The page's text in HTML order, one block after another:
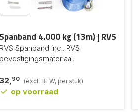
Spanband 4.000 kg (13m) | RVS
RVS Spanband incl. RVS
bevestigingsmateriaal.
32,90 (excl. BTW, per stuk)
op voorraad